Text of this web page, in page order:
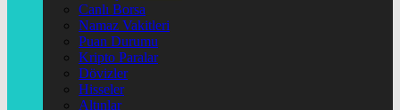
Canlı Borsa
Namaz Vakitleri
Puan Durumu
Kripto Paralar
Dövizler
Hisseler
Altınlar